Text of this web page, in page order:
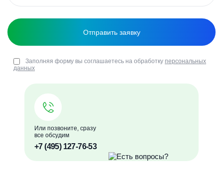
Или позвоните, сразу
все обсудим
+7 (495) 127-76-53
Заполняя форму вы соглашаетесь на обработку персональных
данных